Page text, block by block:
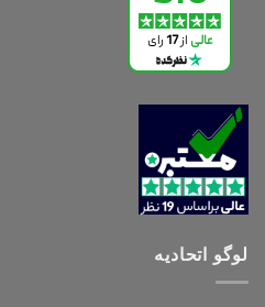
لوگو اتحادیه